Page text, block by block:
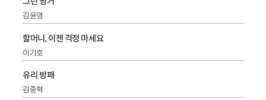
김윤영
할머니, 이젠 걱정 마세요
이기호
유리 방패
김중혁